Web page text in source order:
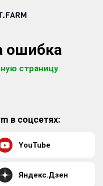
ошибка
страницу
в соцсетях:
YouTube
Яндекс.Дзен